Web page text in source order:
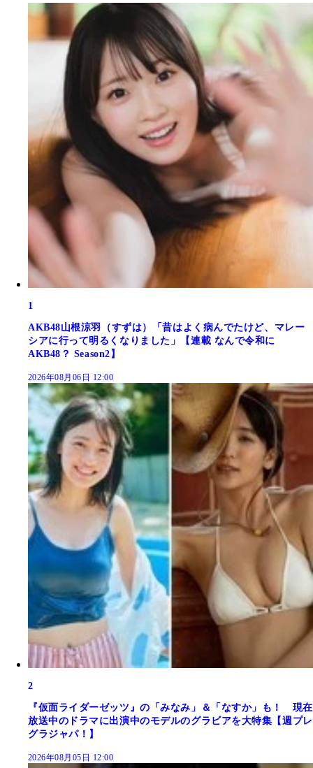
1
AKB48山根涼羽（すずは）「昔はよく病んでたけど、マレー
シアに行って明るくなりました」【連載 なんで令和に
AKB48？ Season2】
2026年08月06日 12:00
2
『仮面ライダーゼッツ』の「みなみ」＆「なすか」も！ 現在
放送中のドラマに出演中のモデルのグラビアを大特集【週プレ
グラジャパ！】
2026年08月05日 12:00